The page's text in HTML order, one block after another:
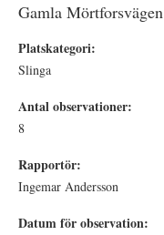
Gamla Mörtforsvägen
Platskategori:
Slinga
Antal observationer:
8
Rapportör:
Ingemar Andersson
Datum för observation: